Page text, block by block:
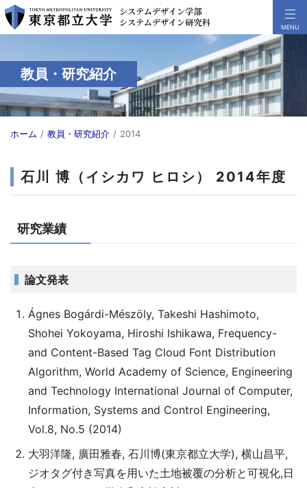
教員・研究紹介
ホーム 教員・研究紹介 2014
石川 博（イシカワ ヒロシ） 2014年度
研究業績
論文発表
Ágnes Bogárdi-Mészöly, Takeshi Hashimoto,
Shohei Yokoyama, Hiroshi Ishikawa, Frequency-
and Content-Based Tag Cloud Font Distribution
Algorithm, World Academy of Science, Engineering
and Technology International Journal of Computer,
Information, Systems and Control Engineering,
Vol.8, No.5 (2014)
大羽洋隆, 廣田雅春, 石川博(東京都立大学), 横山昌平,
ジオタグ付き写真を用いた土地被覆の分析と可視化,日